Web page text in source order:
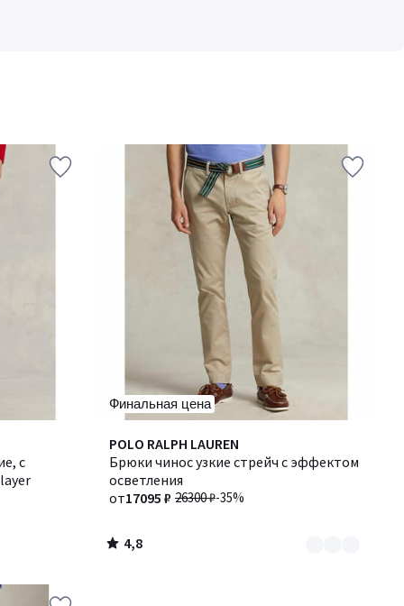
с
Финальная цена
POLO RALPH LAUREN
Брюки чинос узкие стрейч с эффектом
осветления
26300 ₽-35%
от17095 ₽
4,8
/ 5
Количество
цветов:
2
4,8
/